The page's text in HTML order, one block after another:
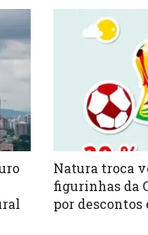
Natura troca
figurinhas da
por descontos